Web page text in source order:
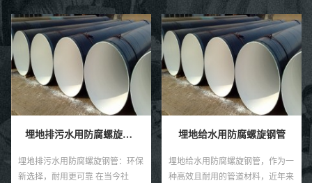
埋地排污水用防腐螺旋钢管
埋地排污水用防腐螺旋钢管：环保
新选择，耐用更可靠 在当今社
埋地给水用防腐螺旋钢管
埋地给水用防腐螺旋钢管，作为一
种高效且耐用的管道材料，近年来